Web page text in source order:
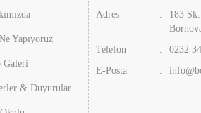
Yapıyoruz
Galeri
& Duyurular
Adres :
183
Telefon
:
0232
E-Posta
: